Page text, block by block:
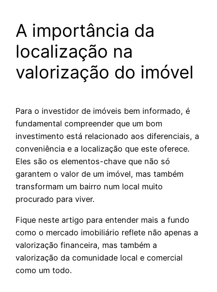
A importância da
localização na
valorização do imóvel
Para o investidor de imóveis bem informado, é
fundamental compreender que um bom
investimento está relacionado aos diferenciais, a
conveniência e a localização que este oferece.
Eles são os elementos-chave que não só
garantem o valor de um imóvel, mas também
transformam um bairro num local muito
procurado para viver.
Fique neste artigo para entender mais a fundo
como o mercado imobiliário reflete não apenas a
valorização financeira, mas também a
valorização da comunidade local e comercial
como um todo.